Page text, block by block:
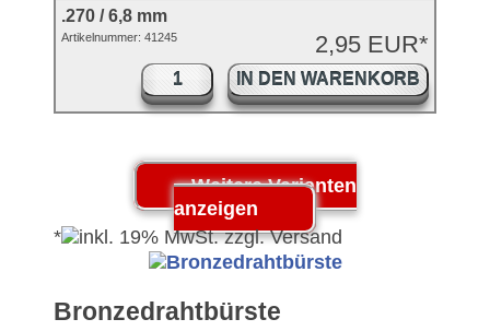
.270 / 6,8 mm
2,95 EUR*
Artikelnummer: 41245
IN DEN WARENKORB
*
Bronzedrahtbürste